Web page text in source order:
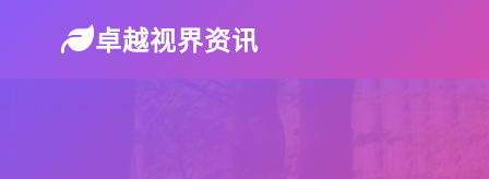
卓越视界资讯